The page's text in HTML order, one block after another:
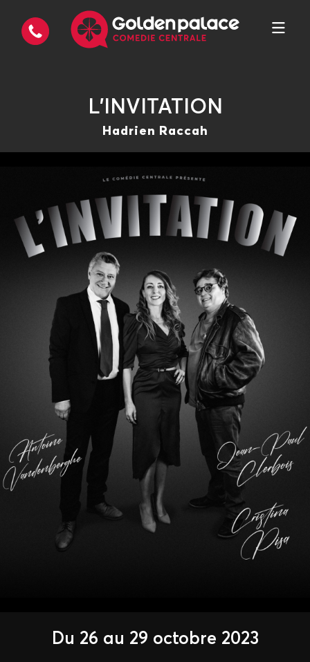
L'INVITATION
Hadrien Raccah
Du 26 au 29 octobre 2023